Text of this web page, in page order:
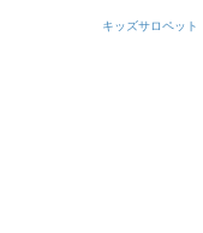
キッズサロペット